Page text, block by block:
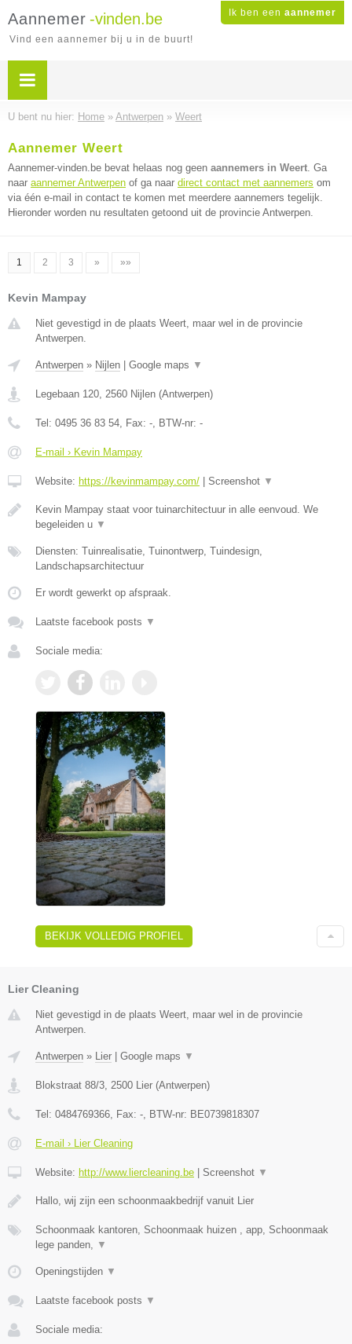
Ik ben een aannemer
Aannemer -vinden.be
Vind een aannemer bij u in de buurt!
U bent nu hier: Home » Antwerpen » Weert
Aannemer Weert
Aannemer-vinden.be bevat helaas nog geen aannemers in Weert. Ga
naar aannemer Antwerpen of ga naar direct contact met aannemers om
via één e-mail in contact te komen met meerdere aannemers tegelijk.
Hieronder worden nu resultaten getoond uit de provincie Antwerpen.
1 2 3 » »»
Kevin Mampay
Niet gevestigd in de plaats Weert, maar wel in de provincie
Antwerpen.
Antwerpen » Nijlen Google maps ▼
Legebaan 120, 2560 Nijlen (Antwerpen)
Tel: 0495 36 83 54, Fax: -, BTW-nr: -
E-mail › Kevin Mampay
Website: https://kevinmampay.com/ Screenshot ▼
Kevin Mampay staat voor tuinarchitectuur in alle eenvoud. We
begeleiden u ▼
Diensten: Tuinrealisatie, Tuinontwerp, Tuindesign,
Landschapsarchitectuur
Er wordt gewerkt op afspraak.
Laatste facebook posts ▼
Sociale media:
BEKIJK VOLLEDIG PROFIEL
Lier Cleaning
Niet gevestigd in de plaats Weert, maar wel in de provincie
Antwerpen.
Antwerpen » Lier Google maps ▼
Blokstraat 88/3 2500 Lier (Antwerpen)
Tel: 0484769366 , Fax: - , BTW-nr: BE0739818307
E-mail › Lier Cleaning
Website: http://www.liercleaning.be Screenshot ▼
Hallo, wij zijn een schoonmaakbedrijf vanuit Lier
Schoonmaak kantoren, Schoonmaak huizen , app, Schoonmaak
lege panden,
▼
Openingstijden ▼
Laatste facebook posts ▼
Sociale media: